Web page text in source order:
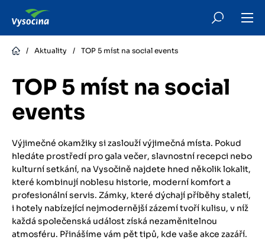
content/ Aktuality / TOP 5 míst na social events
TOP 5 míst na social
events
Výjimečné okamžiky si zaslouží výjimečná místa. Pokud
hledáte prostředí pro gala večer, slavnostní recepci nebo
kulturní setkání, na Vysočině najdete hned několik lokalit,
které kombinují noblesu historie, moderní komfort a
profesionální servis. Zámky, které dýchají příběhy staletí,
i hotely nabízející nejmodernější zázemí tvoří kulisu, v níž
každá společenská událost získá nezaměnitelnou
atmosféru. Přinášíme vám pět tipů, kde vaše akce zazáří.